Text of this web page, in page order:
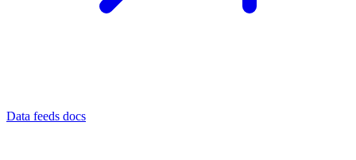
Data feeds docs